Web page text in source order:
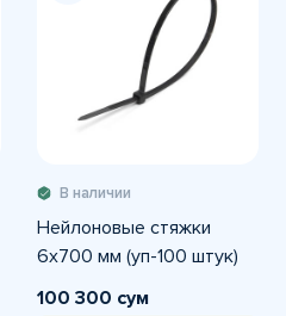
В наличии
Нейлоновые стяжки
6х700 мм (уп-100 штук)
100 300 сум